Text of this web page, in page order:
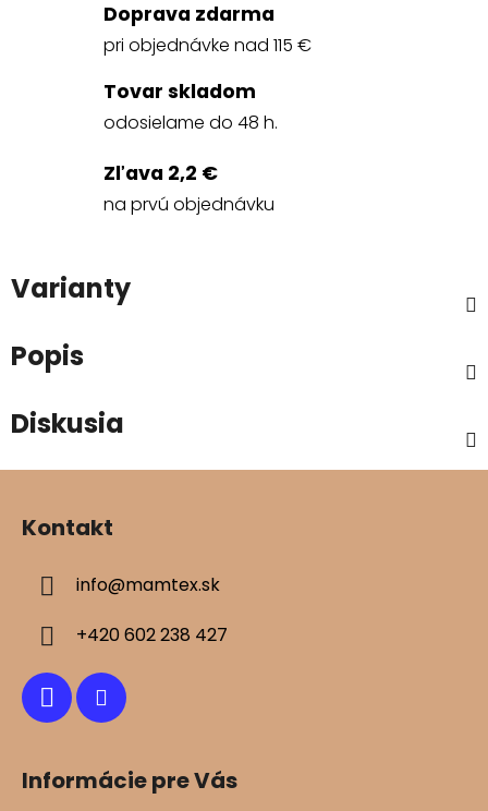
Doprava zdarma
pri objednávke nad 115 €
Tovar skladom
odosielame do 48 h.
Zľava 2,2 €
na prvú objednávku
Varianty
Popis
Diskusia
Kontakt
info@mamtex.sk
+420 602 238 427
Informácie pre Vás